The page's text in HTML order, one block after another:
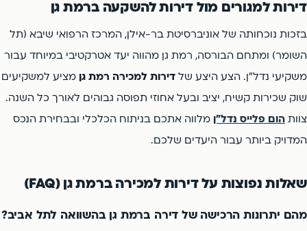
דירות למגורים מול דירות להשקעה ברמת גן
בזכות נוכחותה של אוניברסיטת בר-אילן, המרכז הרפואי שיבא (תל
השומר) ומתחם הבורסה, רמת גן מהווה יעד אטרקטיבי במיוחד עבור
משקיעי נדל"ן. הצע היצע של דירות למכירה רמת גן מציע למשקיעים
שוק שכירות קשיח, יציב ובעל אחוזי תפוסה גבוהים לאורך כל השנה.
צוות הום פלייס נדל"ן מלווה אתכם בניתוח הכלכלי ובבחירת הנכס
המדויק ביותר עבור היעדים שלכם.
שאלות נפוצות על דירות למכירה ברמת גן (FAQ)
מהם יתרונות הרכישה של דירה ברמת גן בהשוואה לתל אביב?